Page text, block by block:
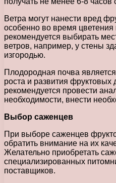
Ветра могут нанести вред
особенно во время
рекомендуется выбирать
ветров, например, у стены
изгородью.
Плодородная почва
роста и развития
рекомендуется провести
необходимости, внести
Выбор саженцев
При выборе саженцев
обратить внимание на их
Желательно приобретать
специализированных
поставщиков.